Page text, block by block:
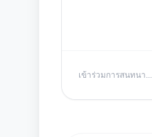
เข้าร่วมการสนทนา...